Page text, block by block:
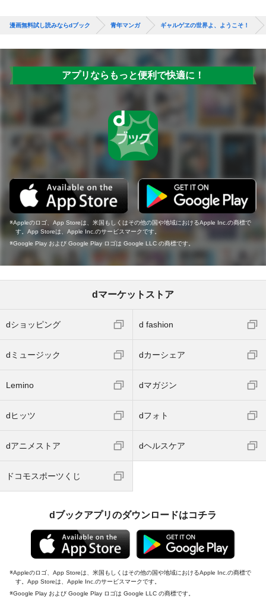
漫画無料試し読みならdブック 青年マンガ ギャルゲヱの世界よ、ようこそ！
アプリならもっと便利で快適に！
Appleのロゴ、App Storeは、米国もしくはその他の国や地域におけるApple Inc.の商標で
す。App Storeは、Apple Inc.のサービスマークです。
Google Play および Google Play ロゴは Google LLC の商標です。
dマーケットストア
dショッピング d fashion
dミュージック dカーシェア
Lemino dマガジン
dヒッツ dフォト
dアニメストア dヘルスケア
ドコモスポーツくじ
dブックアプリのダウンロードはコチラ
Appleのロゴ、App Storeは、米国もしくはその他の国や地域におけるApple Inc.の商標で
す。App Storeは、Apple Inc.のサービスマークです。
Google Play および Google Play ロゴは Google LLC の商標です。